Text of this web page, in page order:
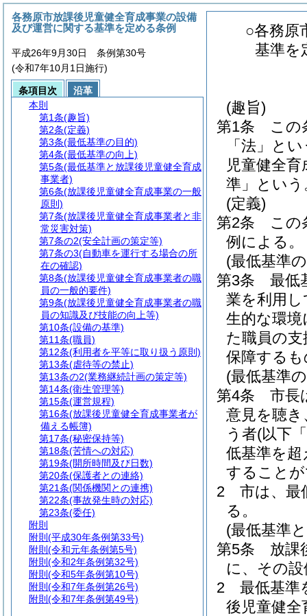
○各務原
基準を
(趣旨)
第1条
この
「法」と
児童健全
準」という
(定義)
第2条
この
例による。
(最低基準
第3条
最低
業を利用
生的な環
た職員の
保障する
(最低基準
第4条
市長
意見を聴
う者(以下
低基準を
すること
2
市は、最
る。
(最低基準
第5条
放課
に、その
2
最低基準
後児童健
各務原市放課後児童健全育成事業の設備
及び運営に関する基準を定める条例
平成26年9月30日 条例第30号
(令和7年10月1日施行)
条項目次
沿革
本則
第1条(趣旨)
第2条(定義)
第3条(最低基準の目的)
第4条(最低基準の向上)
第5条(最低基準と放課後児童健全育成
事業者)
第6条(放課後児童健全育成事業の一般
原則)
第7条(放課後児童健全育成事業者と非
常災害対策)
第7条の2(安全計画の策定等)
第7条の3(自動車を運行する場合の所
在の確認)
第8条(放課後児童健全育成事業者の職
員の一般的要件)
第9条(放課後児童健全育成事業者の職
員の知識及び技能の向上等)
第10条(設備の基準)
第11条(職員)
第12条(利用者を平等に取り扱う原則)
第13条(虐待等の禁止)
第13条の2(業務継続計画の策定等)
第14条(衛生管理等)
第15条(運営規程)
第16条(放課後児童健全育成事業者が
備える帳簿)
第17条(秘密保持等)
第18条(苦情への対応)
第19条(開所時間及び日数)
第20条(保護者との連絡)
第21条(関係機関との連携)
第22条(事故発生時の対応)
第23条(委任)
附則
附則 (平成30年条例第33号)
附則 (令和元年条例第5号)
附則 (令和2年条例第32号)
附則 (令和5年条例第10号)
附則 (令和7年条例第26号)
附則 (令和7年条例第49号)